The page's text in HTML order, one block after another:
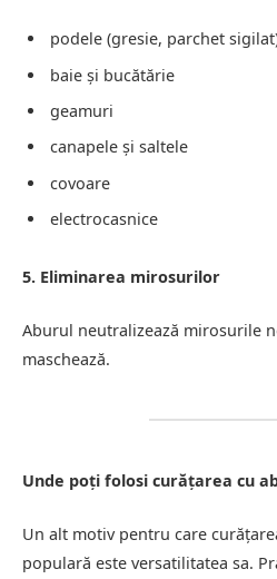
podele (gresie, parchet
baie și bucătărie
geamuri
canapele și saltele
covoare
electrocasnice
5. Eliminarea mirosurilor
Aburul neutralizează mirosurile
maschează.
Unde poți folosi curățarea cu
Un alt motiv pentru care
populară este versatilitatea sa.